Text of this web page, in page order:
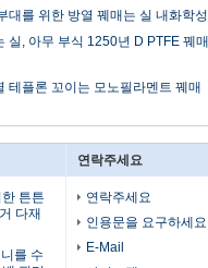
대를 위한 방열 꿰매는 실 내화학성
실, 아무 부식 1250년 D PTFE 꿰매
테플론 꼬이는 모노필라멘트 꿰매
튼튼
다재
를 수
연락주세요
연락주세요
인용문을 요구하세요
E-Mail